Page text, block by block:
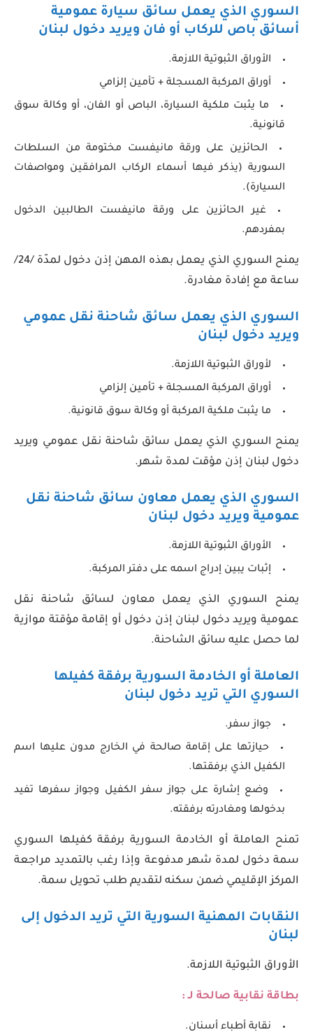
السوري الذي يعمل سائق سيارة عمومية
أسائق باص للركاب أو فان ويريد دخول لبنان
الأوراق الثبوتية اللازمة.
أوراق المركبة المسجلة + تأمين إلزامي
ما يثبت ملكية السيارة، الباص أو الفان، أو وكالة سوق
قانونية.
الحائزين على ورقة مانيفست مختومة من السلطات
السورية (يذكر فيها أسماء الركاب المرافقين ومواصفات
السيارة).
غير الحائزين على ورقة مانيفست الطالبين الدخول
بمفردهم.
يمنح السوري الذي يعمل بهذه المهن إذن دخول لمدّة /24/
ساعة مع إفادة مغادرة.
السوري الذي يعمل سائق شاحنة نقل عمومي
ويريد دخول لبنان
لأوراق الثبوتية اللازمة.
أوراق المركبة المسجلة + تأمين إلزامي
ما يثبت ملكية المركبة أو وكالة سوق قانونية.
يمنح السوري الذي يعمل سائق شاحنة نقل عمومي ويريد
دخول لبنان إذن مؤقت لمدة شهر.
السوري الذي يعمل معاون سائق شاحنة نقل
عمومية ويريد دخول لبنان
الأوراق الثبوتية اللازمة.
إثبات يبين إدراج اسمه على دفتر المركبة.
يمنح السوري الذي يعمل معاون لسائق شاحنة نقل
عمومية ويريد دخول لبنان إذن دخول أو إقامة مؤقتة موازية
لما حصل عليه سائق الشاحنة.
العاملة أو الخادمة السورية برفقة كفيلها
السوري التي تريد دخول لبنان
جواز سفر.
حيازتها على إقامة صالحة في الخارج مدون عليها اسم
الكفيل الذي برفقتها.
وضع إشارة على جواز سفر الكفيل وجواز سفرها تفيد
بدخولها ومغادرته برفقته.
تمنح العاملة أو الخادمة السورية برفقة كفيلها السوري
سمة دخول لمدة شهر مدفوعة وإذا رغب بالتمديد مراجعة
المركز الإقليمي ضمن سكنه لتقديم طلب تحويل سمة.
النقابات المهنية السورية التي تريد الدخول إلى
لبنان
الأوراق الثبوتية اللازمة.
بطاقة نقابية صالحة لـ :
نقابة أطباء أسنان.